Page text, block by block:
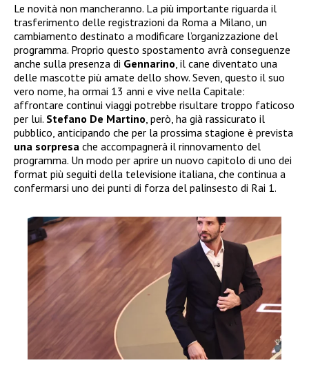
Le novità non mancheranno. La più importante riguarda il
trasferimento delle registrazioni da Roma a Milano, un
cambiamento destinato a modificare l’organizzazione del
programma. Proprio questo spostamento avrà conseguenze
anche sulla presenza di Gennarino , il cane diventato una
delle mascotte più amate dello show. Seven, questo il suo
vero nome, ha ormai 13 anni e vive nella Capitale:
affrontare continui viaggi potrebbe risultare troppo faticoso
per lui. Stefano De Martino , però, ha già rassicurato il
pubblico, anticipando che per la prossima stagione è prevista
una sorpresa che accompagnerà il rinnovamento del
programma. Un modo per aprire un nuovo capitolo di uno dei
format più seguiti della televisione italiana, che continua a
confermarsi uno dei punti di forza del palinsesto di Rai 1.